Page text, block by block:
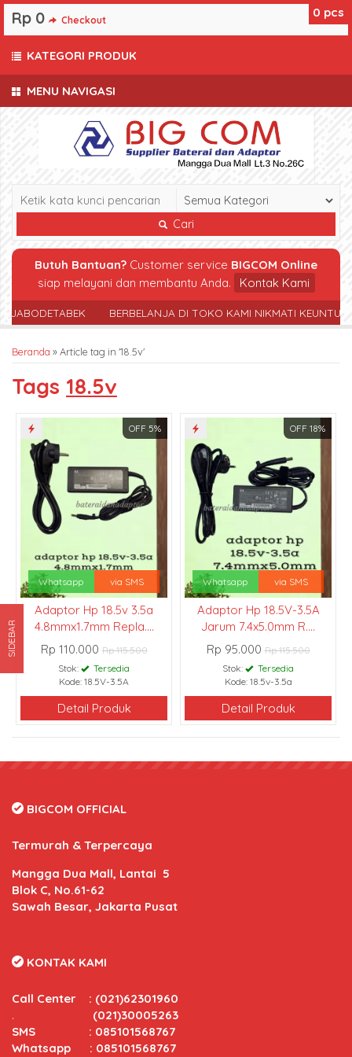
MENU NAVIGASI
Cari
Butuh Bantuan? Customer service BIGCOM Online
siap melayani dan membantu Anda.
Kontak Kami
JABODETABEK BERBELANJA DI TOKO KAMI NIKMATI
Beranda »Article tag in '18.5v'
Tags 18.5v
OFF 5%
Whatsapp via SMS
Adaptor Hp 18.5v 3.5a
4.8mmx1.7mm Repla....
Rp 110.000Rp 115.500
Stok:
Tersedia
Kode: 18.5V-3.5A
Detail Produk
OFF 18%
Whatsapp via SMS
Adaptor Hp 18.5V-3.5A
Jarum 7.4x5.0mm R....
Rp 95.000Rp 115.500
Stok:
Tersedia
Kode: 18.5v-3.5a
Detail Produk
0 pcs
Rp 0 Checkout
KATEGORI PRODUK
SIDEBAR
BIGCOM OFFICIAL
Termurah & Terpercaya
Mangga Dua Mall, Lantai 5
Blok C, No.61-62
Sawah Besar, Jakarta Pusat
KONTAK KAMI
Call Center : (021)62301960
. (021)30005263
SMS : 085101568767
Whatsapp : 085101568767